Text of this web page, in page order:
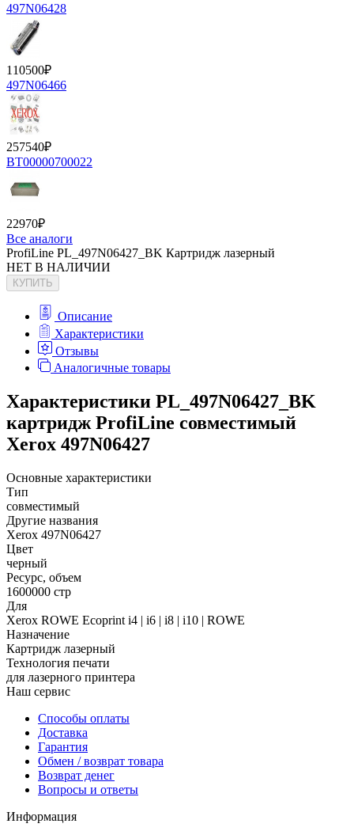
497N06428
110500₽
497N06466
257540₽
BT00000700022
22970₽
Все аналоги
ProfiLine PL_497N06427_BK Картридж лазерный
НЕТ В НАЛИЧИИ
КУПИТЬ
Описание
Характеристики
Отзывы
Аналогичные товары
Характеристики PL_497N06427_BK
картридж ProfiLine совместимый
Xerox 497N06427
Основные характеристики
Тип
совместимый
Другие названия
Xerox 497N06427
Цвет
черный
Ресурс, объем
1600000 стр
Для
Xerox ROWE Ecoprint i4 | i6 | i8 | i10 | ROWE
Назначение
Картридж лазерный
Технология печати
для лазерного принтера
Наш сервис
Способы оплаты
Доставка
Гарантия
Обмен / возврат товара
Возврат денег
Вопросы и ответы
Информация